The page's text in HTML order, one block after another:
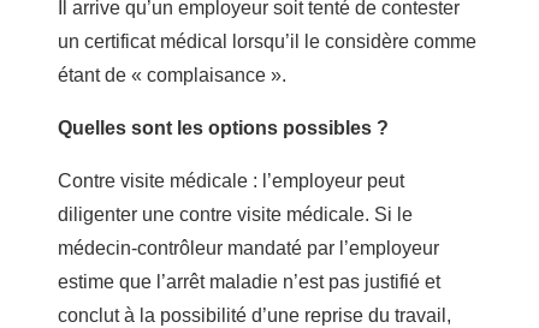
Il arrive qu’un employeur soit tenté de contester
un certificat médical lorsqu’il le considère comme
étant de « complaisance ».
Quelles sont les options possibles ?
Contre visite médicale : l’employeur peut
diligenter une contre visite médicale. Si le
médecin-contrôleur mandaté par l’employeur
estime que l’arrêt maladie n’est pas justifié et
conclut à la possibilité d’une reprise du travail,